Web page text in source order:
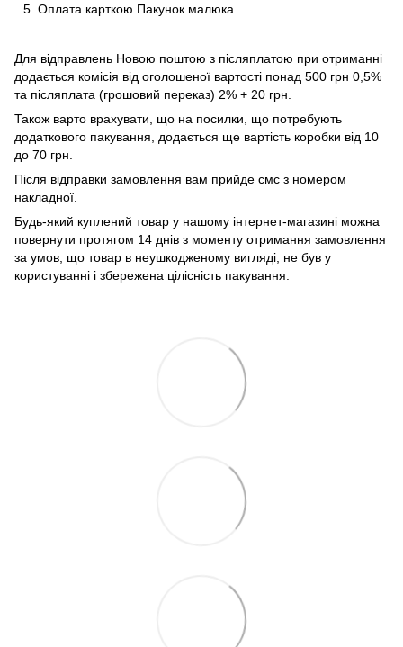
Оплата карткою Пакунок малюка.
Для відправлень Новою поштою з післяплатою при отриманні
додається комісія від оголошеної вартості понад 500 грн 0,5%
та післяплата (грошовий переказ) 2% + 20 грн.
Також варто врахувати, що на посилки, що потребують
додаткового пакування, додається ще вартість коробки від 10
до 70 грн.
Після відправки замовлення вам прийде смс з номером
накладної.
Будь-який куплений товар у нашому інтернет-магазині можна
повернути протягом 14 днів з моменту отримання замовлення
за умов, що товар в неушкодженому вигляді, не був у
користуванні і збережена цілісність пакування.